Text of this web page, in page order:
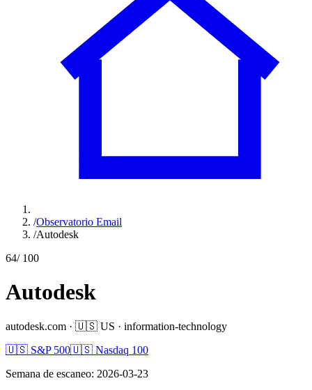
/Observatorio Email
/Autodesk
64/ 100
Autodesk
autodesk.com · 🇺🇸 US · information-technology
🇺🇸 S&P 500🇺🇸 Nasdaq 100
Semana de escaneo: 2026-03-23